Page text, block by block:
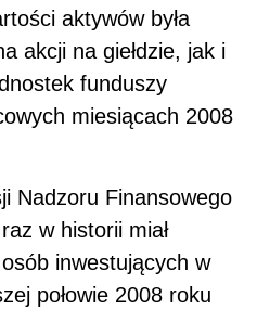
aktywów była
akcji na giełdzie, jak i
funduszy
miesiącach 2008
Nadzoru Finansowego
w historii miał
inwestujących w
połowie 2008 roku